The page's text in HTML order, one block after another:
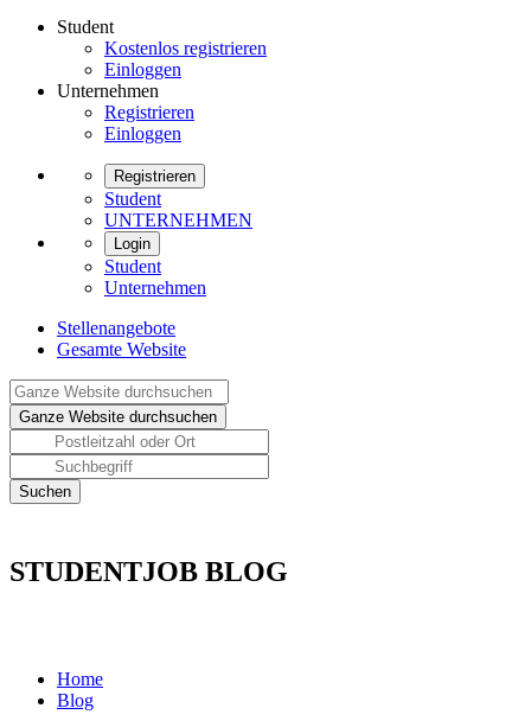
Student
Kostenlos registrieren
Einloggen
Unternehmen
Registrieren
Einloggen
Registrieren
Student
UNTERNEHMEN
Login
Student
Unternehmen
Stellenangebote
Gesamte Website
STUDENTJOB BLOG
Home
Blog